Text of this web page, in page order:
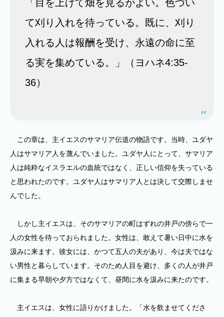
「目を上げて畑を見るがよい。色づい
て刈り入れを待っている。既に、刈り
入れる人は報酬を受け、永遠の命に至
る実を集めている。」（ヨハネ4:35-
36）
この章は、主イエスのサマリア伝道の物語です。当時、ユダヤ
人はサマリア人を蔑んでいました。ユダヤ人にとって、サマリア
人は純粋なイスラエルの血統ではなく、正しい信仰を失っている
と思われたのです。ユダヤ人はサマリア人とは決して交際しませ
んでした。
しかし主イエスは、そのサマリアの町はずれの井戸の傍らで一
人の女性を待っておられました。女性は、敢えて暑い日中に水を
汲みに来ます。彼女には、かつて五人の夫があり、今は夫ではな
い男性と暮らしています。そのため人目を避け、多くの人が井戸
に集まる早朝や夕方ではなくて、昼間に水を汲みに来たのです。
主イエスは、女性に語りかけました。「水を飲ませてくださ